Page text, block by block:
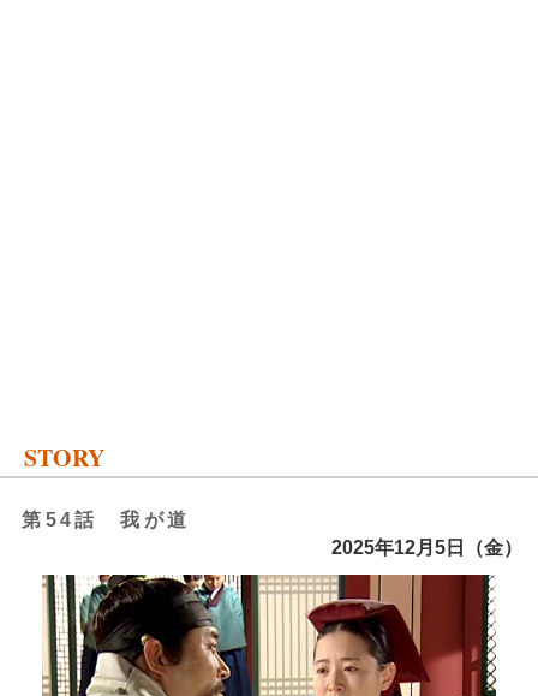
STORY
第54話 我が道
2025年12月5日（金）